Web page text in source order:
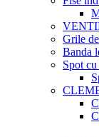
Grile
Banda
Spot